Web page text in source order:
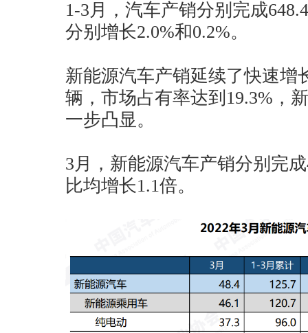
1-3月，汽车产销分别完成
分别增长2.0%和0.2%。
新能源汽车产销延续了快速增
辆，市场占有率达到19.3%，
一步凸显。
3月，新能源汽车产销分别完
比均增长1.1倍。